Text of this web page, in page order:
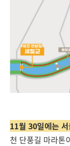
11월 30일에는
천 단풍길 마라톤